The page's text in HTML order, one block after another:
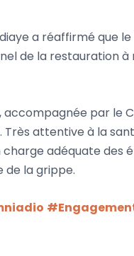
a réaffirmé que
de la restauration
par le
attentive à la
charge adéquate
de la grippe.